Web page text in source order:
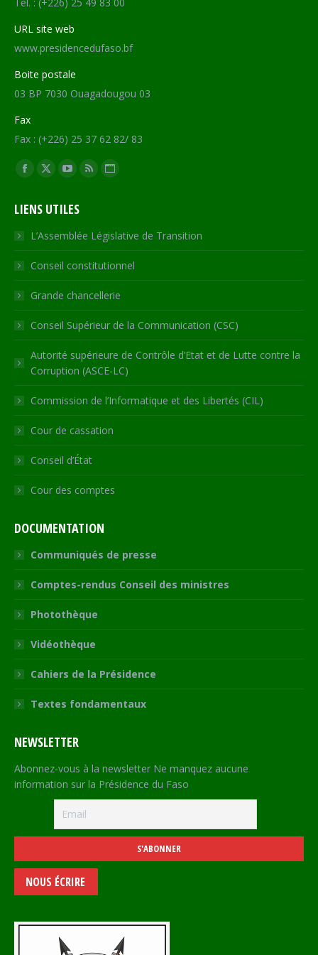
URL site web
www.presidencedufaso.bf
Boite postale
03 BP 7030 Ouagadougou 03
Fax
Fax : (+226) 25 37 62 82/ 83
Trouvez nous sur :
Facebook
opens
in
new
window
X
opens
in
new
window
YouTube
opens
in
new
window
RSS
in
new
window
Site
opens
in
new
LIENS UTILES
L’Assemblée Législative de Transition
Conseil constitutionnel
Grande chancellerie
Conseil Supérieur de la Communication (CSC)
Autorité supérieure de Contrôle d’Etat et de Lutte contre la
Corruption (ASCE-LC)
Commission de l’Informatique et des Libertés (CIL)
Cour de cassation
Conseil d’État
Cour des comptes
DOCUMENTATION
Communiqués de presse
Comptes-rendus Conseil des ministres
Photothèque
Vidéothèque
Cahiers de la Présidence
Textes fondamentaux
NEWSLETTER
Abonnez-vous à la newsletter Ne manquez aucune
information sur la Présidence du Faso
NOUS ÉCRIRE